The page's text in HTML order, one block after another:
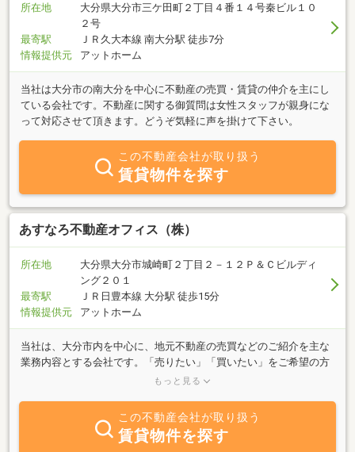
所在地
大分県大分市三ケ田町２丁目４番１４号秦ビル１０
２号
最寄駅
ＪＲ久大本線 南大分駅 徒歩7分
情報提供元
アットホーム
当社は大分市の南大分を中心に不動産の売買・賃貸の仲介を主にし
ている会社です。不動産に関する御質問は女性スタッフが親身にな
って対応させて頂きます。どうぞ気軽に声を掛けて下さい。
この不動産会社が取り扱う
賃貸物件を探す
あすなろ不動産オフィス（株）
所在地
大分県大分市城崎町２丁目２－１２Ｐ＆Ｃビルディ
ング２０１
最寄駅
ＪＲ日豊本線 大分駅 徒歩15分
情報提供元
アットホーム
当社は、大分市内を中心に、地元不動産の売買などのご紹介を主な
業務内容とする会社です。「売りたい」「買いたい」をご希望の方
は、何でもお気軽にご相談下さい。豊富な情報力でお客様のご希望
もっと見る
この不動産会社が取り扱う
賃貸物件を探す